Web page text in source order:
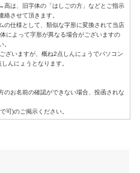
は、旧字体の「はしごの方」などとご指示
絡させて頂きます。
の仕様として、類似な字形に変換されて当店
によって字形が異なる場合がございますの
。
いますが、概ね2点しんにょうでパソコン
んにょうとなります。
のお名前の確認ができない場合、投函されな
可)のご掲示ください。